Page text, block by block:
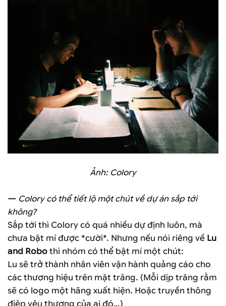
Ảnh: Colory
— Colory có thể tiết lộ một chút về dự án sắp tới
không?
Sắp tới thì Colory có quá nhiều dự định luôn, mà
chưa bật mí được *cười*. Nhưng nếu nói riêng về Lu
and Robo thì nhóm có thể bật mí một chút:
Lu sẽ trở thành nhân viên vận hành quảng cáo cho
các thương hiệu trên mặt trăng. (Mỗi dịp trăng rằm
sẽ có logo một hãng xuất hiện. Hoặc truyền thông
điệp yêu thương của ai đó…)